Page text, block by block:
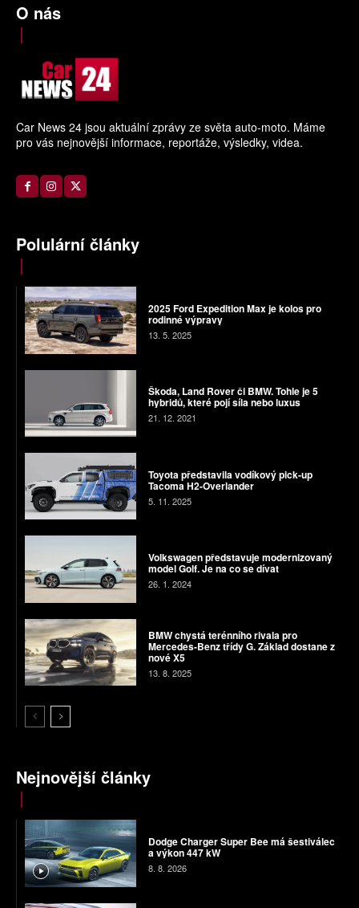
O nás
Car News 24 jsou aktuální zprávy ze světa auto-moto. Máme
pro vás nejnovější informace, reportáže, výsledky, videa.
Polulární články
2025 Ford Expedition Max je kolos pro
rodinné výpravy
13. 5. 2025
Škoda, Land Rover či BMW. Tohle je 5
hybridů, které pojí síla nebo luxus
21. 12. 2021
Toyota představila vodíkový pick-up
Tacoma H2-Overlander
5. 11. 2025
Volkswagen představuje modernizovaný
model Golf. Je na co se dívat
26. 1. 2024
BMW chystá terénního rivala pro
Mercedes-Benz třídy G. Základ dostane z
nové X5
13. 8. 2025
Nejnovější články
Dodge Charger Super Bee má šestiválec
a výkon 447 kW
8. 8. 2026